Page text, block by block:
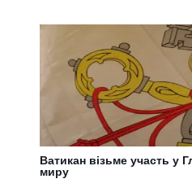
Ватикан візьме участь у
миру